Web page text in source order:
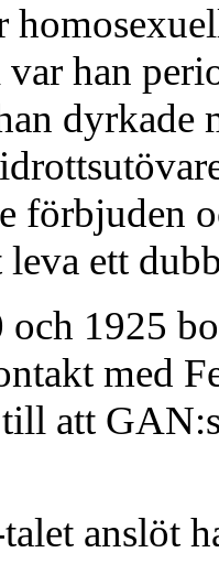
han
förbjuden
leva ett
1925
med
till att
anslöt